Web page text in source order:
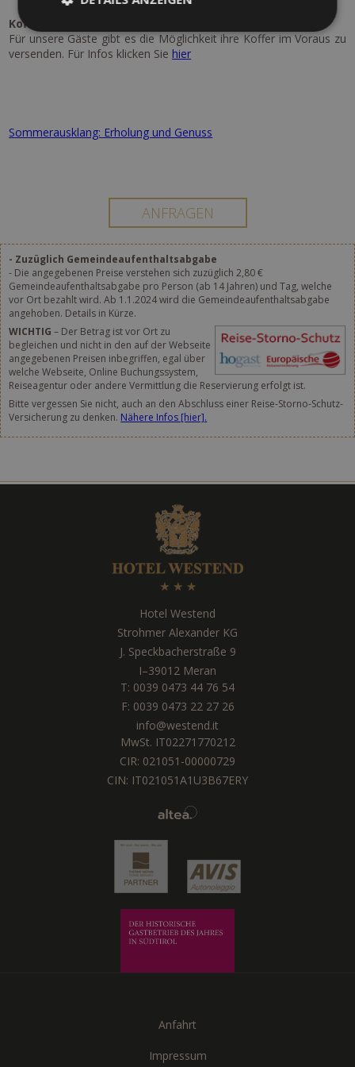
Koffer Transport:
Für unsere Gäste gibt es die Möglichkeit ihre Koffer im Voraus zu
versenden. Für Infos klicken Sie hier
Sommerausklang: Erholung und Genuss
- Zuzüglich Gemeindeaufenthaltsabgabe
- Die angegebenen Preise verstehen sich zuzüglich 2,80 €
Gemeindeaufenthaltsabgabe pro Person (ab 14 Jahren) und Tag, welche
vor Ort bezahlt wird. Ab 1.1.2024 wird die Gemeindeaufenthaltsabgabe
angehoben. Details in Kürze.
WICHTIG – Der Betrag ist vor Ort zu
begleichen und nicht in den auf der Webseite
angegebenen Preisen inbegriffen, egal über
welche Webseite, Online Buchungssystem,
Reiseagentur oder andere Vermittlung die Reservierung erfolgt ist.
Bitte vergessen Sie nicht, auch an den Abschluss einer Reise-Storno-Schutz-
Versicherung zu denken. Nähere Infos [hier].
Hotel Westend
Strohmer Alexander KG
J. Speckbacherstraße 9
I–39012 Meran
T: 0039 0473 44 76 54
F: 0039 0473 22 27 26
info@westend.it
MwSt. IT02271770212
CIR: 021051-00000729
CIN: IT021051A1U3B67ERY
Anfahrt
Impressum